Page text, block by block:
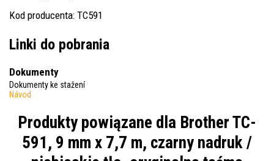
Kod producenta: TC591
Linki do pobrania
Dokumenty
Dokumenty ke stažení
Návod
Produkty powiązane dla Brother TC-
591, 9 mm x 7,7 m, czarny nadruk /